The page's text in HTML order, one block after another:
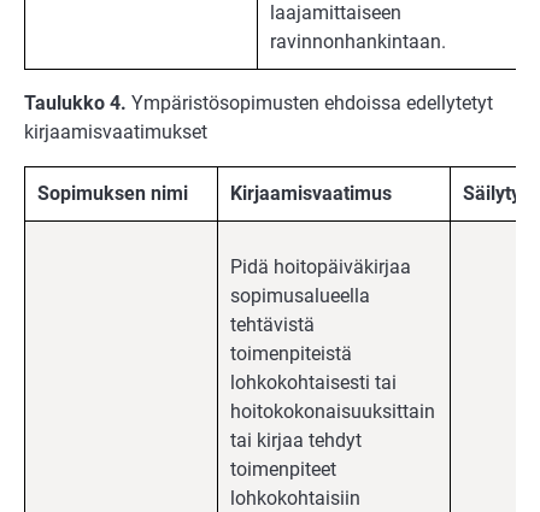
laajamittaiseen
ravinnonhankintaan.
Taulukko 4. Ympäristösopimusten ehdoissa edellytetyt
kirjaamisvaatimukset
Sopimuksen nimi Kirjaamisvaatimus
Pidä hoitopäiväkirjaa
sopimusalueella
tehtävistä
toimenpiteistä
lohkokohtaisesti tai
hoitokokonaisuuksittain
tai kirjaa tehdyt
toimenpiteet
lohkokohtaisiin